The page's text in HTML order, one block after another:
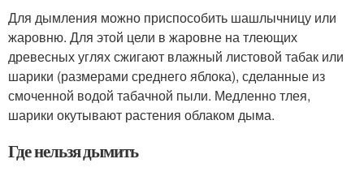
Для дымления можно приспособить шашлычницу или
жаровню. Для этой цели в жаровне на тлеющих
древесных углях сжигают влажный листовой табак или
шарики (размерами среднего яблока), сделанные из
смоченной водой табачной пыли. Медленно тлея,
шарики окутывают растения облаком дыма.
Где нельзя дымить